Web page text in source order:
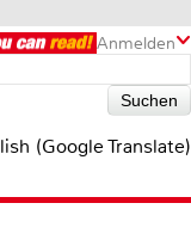
Anmelden
(Google Translate)